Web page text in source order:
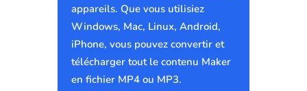
appareils. Que vous utilisiez
Windows, Mac, Linux, Android,
iPhone, vous pouvez convertir et
télécharger tout le contenu Maker
en fichier MP4 ou MP3.